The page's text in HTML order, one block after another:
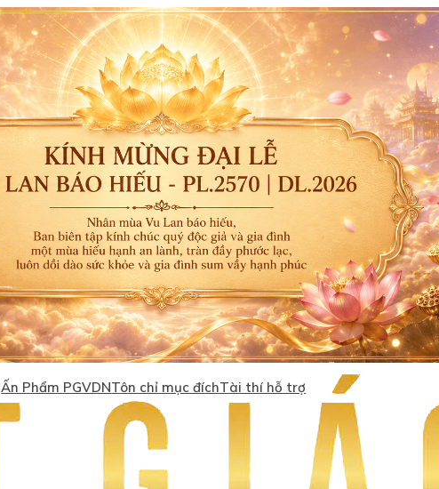
Ấn Phẩm PGVDNTôn chỉ mục đíchTài thí hỗ trợ